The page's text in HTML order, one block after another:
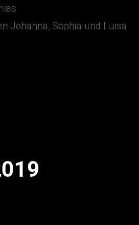
Johanna, Sophia und Luisa